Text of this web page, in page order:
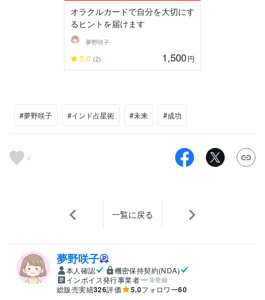
オラクルカードで自分を大切にす
るヒントを届けます
夢野咲子
5.0 (2) 1,500円
#夢野咲子 #インド占星術 #未来 #成功
4
一覧に戻る
夢野咲子
本人確認
機密保持契約(NDA)
インボイス発行事業者
未登録
総販売実績326評価 5.0フォロワー60